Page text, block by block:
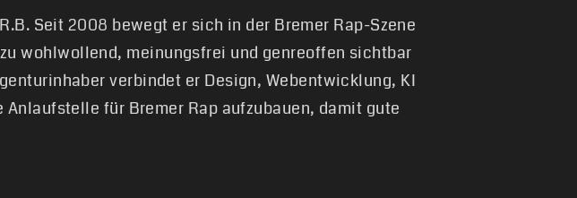
Seit 2008 bewegt er sich in der Bremer Rap-Szene
wohlwollend, meinungsfrei und genreoffen sichtbar
verbindet er Design, Webentwicklung, KI
für Bremer Rap aufzubauen, damit gute